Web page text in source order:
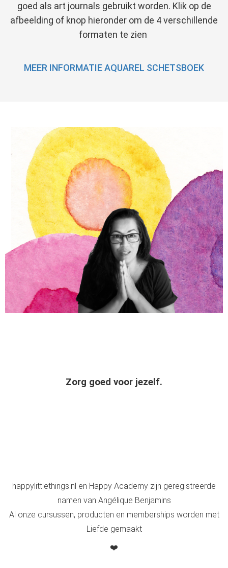
goed als art journals gebruikt worden. Klik op de
afbeelding of knop hieronder om de 4 verschillende
formaten te zien
MEER INFORMATIE AQUAREL SCHETSBOEK
Zorg goed voor jezelf.
happylittlethings.nl en Happy Academy zijn geregistreerde
namen van Angélique Benjamins
Al onze cursussen, producten en memberships worden met
Liefde gemaakt
❤️